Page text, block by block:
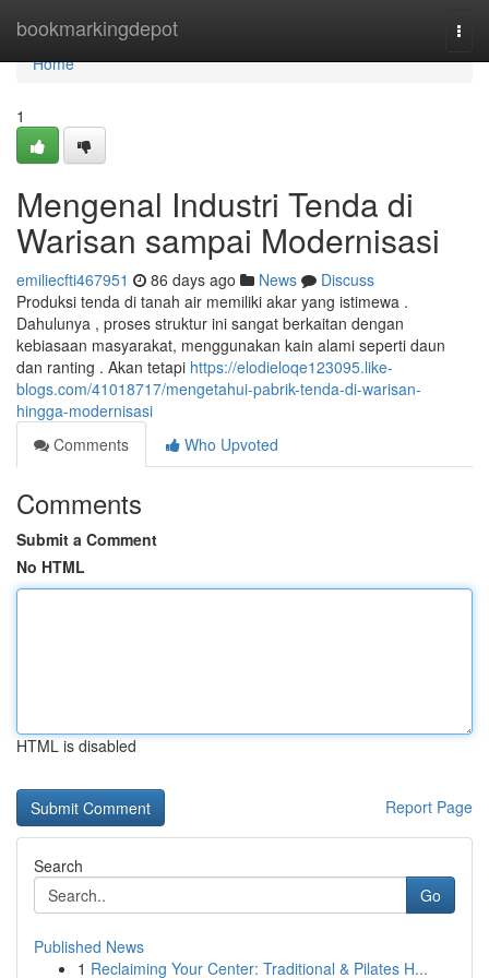
bookmarkingdepot
Home
Home
1
Mengenal Industri Tenda di
Warisan sampai Modernisasi
emiliecfti467951 86 days ago News
Discuss
Produksi tenda di tanah air memiliki akar yang istimewa .
Dahulunya , proses struktur ini sangat berkaitan dengan
kebiasaan masyarakat, menggunakan kain alami seperti daun
dan ranting . Akan tetapi https://elodieloqe123095.like-
blogs.com/41018717/mengetahui-pabrik-tenda-di-warisan-
hingga-modernisasi
Comments
Who Upvoted
Comments
Submit a Comment
No HTML
HTML is disabled
Report Page
Search
Go
Published News
1 Reclaiming Your Center: Traditional & Pilates H...